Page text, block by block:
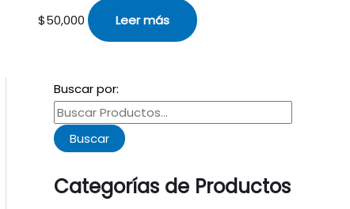
$50,000 Leer más
Buscar por:
Buscar
Categorías de Productos